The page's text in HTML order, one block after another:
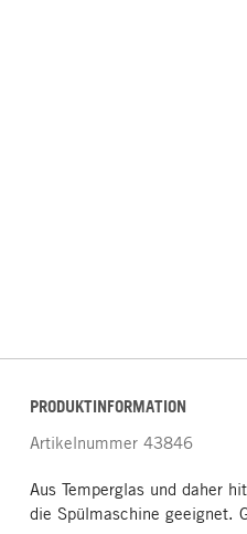
PRODUKTINFORMATION
Artikelnummer 43846
Aus Temperglas und daher
die Spülmaschine geeignet.